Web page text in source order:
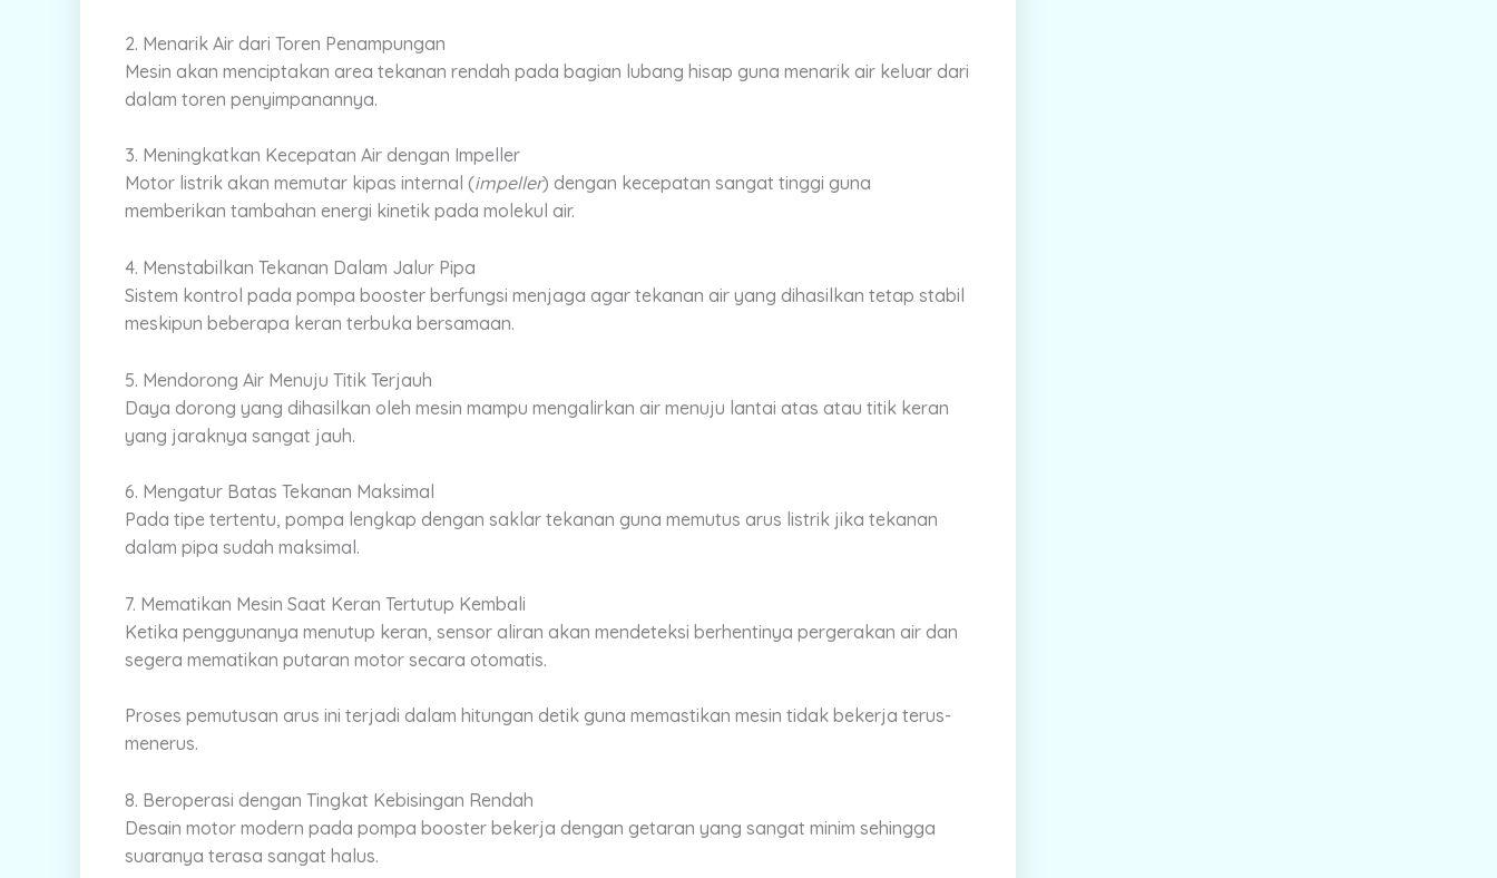
2. Menarik Air dari Toren Penampungan
Mesin akan menciptakan area tekanan rendah pada bagian lubang hisap guna menarik air keluar dari
dalam toren penyimpanannya.
3. Meningkatkan Kecepatan Air dengan Impeller
Motor listrik akan memutar kipas internal (impeller) dengan kecepatan sangat tinggi guna
memberikan tambahan energi kinetik pada molekul air.
4. Menstabilkan Tekanan Dalam Jalur Pipa
Sistem kontrol pada pompa booster berfungsi menjaga agar tekanan air yang dihasilkan tetap stabil
meskipun beberapa keran terbuka bersamaan.
5. Mendorong Air Menuju Titik Terjauh
Daya dorong yang dihasilkan oleh mesin mampu mengalirkan air menuju lantai atas atau titik keran
yang jaraknya sangat jauh.
6. Mengatur Batas Tekanan Maksimal
Pada tipe tertentu, pompa lengkap dengan saklar tekanan guna memutus arus listrik jika tekanan
dalam pipa sudah maksimal.
7. Mematikan Mesin Saat Keran Tertutup Kembali
Ketika penggunanya menutup keran, sensor aliran akan mendeteksi berhentinya pergerakan air dan
segera mematikan putaran motor secara otomatis.
Proses pemutusan arus ini terjadi dalam hitungan detik guna memastikan mesin tidak bekerja terus-
menerus.
8. Beroperasi dengan Tingkat Kebisingan Rendah
Desain motor modern pada pompa booster bekerja dengan getaran yang sangat minim sehingga
suaranya terasa sangat halus.